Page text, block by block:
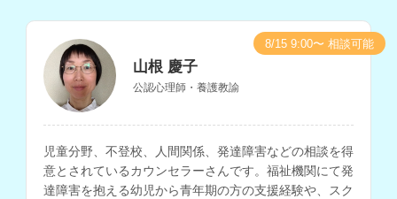
山根 慶子
公認心理師・養護教諭
児童分野、不登校、人間関係、発達障害などの相談を得
意とされているカウンセラーさんです。福祉機関にて発
達障害を抱える幼児から青年期の方の支援経験や、スク
8/15 9:00〜 相談可能